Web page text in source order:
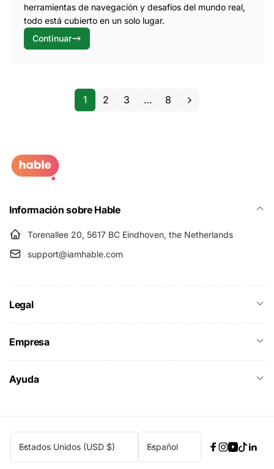
herramientas de navegación y desafíos del mundo real,
todo está cubierto en un solo lugar.
Continuar
1 2 3 … 8
Información sobre Hable
Torenallee 20, 5617 BC Eindhoven, the Netherlands
support@iamhable.com
Legal
Empresa
Ayuda
P
a
Estados Unidos (USD $)
d
Español
Facebook
Instagram
YouTube
TikTok